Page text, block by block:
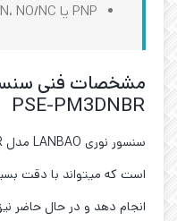
PNP یا NPN، NO/NC (اختیاری)، نسخه ولتاژ DC.
PSE-PM3DNBR
است که میتواند با دقت
انجام دهد و در حال حاضر